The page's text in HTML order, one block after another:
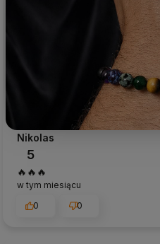
Nikolas
5
🔥🔥🔥
w tym miesiącu
0
0